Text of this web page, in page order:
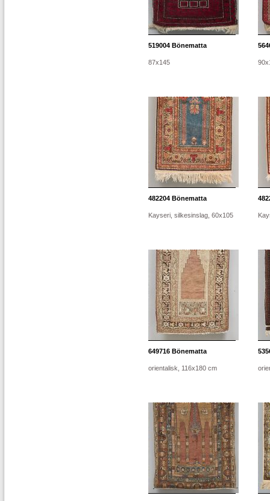
519004 Bönematta
87x145
482204 Bönematta
Kayseri, silkesinslag, 60x105
649716 Bönematta
orientalisk, 116x180 cm